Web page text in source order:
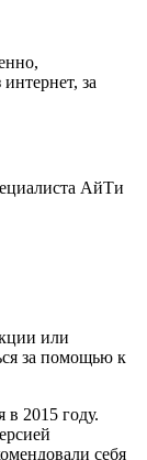
за
АйТи
или
за помощью к
в 2015 году.
себя